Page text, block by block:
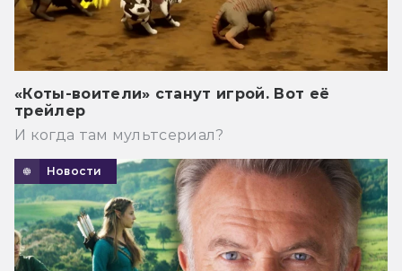
«Коты-воители» станут игрой. Вот её
трейлер
И когда там мультсериал?
Новости